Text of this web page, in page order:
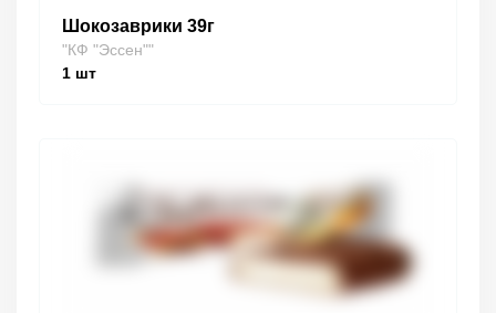
Шокозаврики 39г
"КФ "Эссен""
1 шт